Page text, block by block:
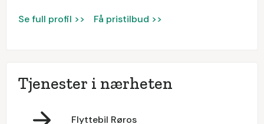
Se full profil >> Få pristilbud >>
Tjenester i nærheten
Flyttebil Røros